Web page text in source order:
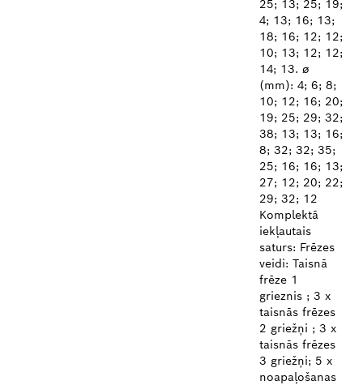
25; 13; 25; 19;
4; 13; 16; 13;
18; 16; 12; 12;
10; 13; 12; 12;
14; 13. ø
(mm): 4; 6; 8;
10; 12; 16; 20;
19; 25; 29; 32;
38; 13; 13; 16;
8; 32; 32; 35;
25; 16; 16; 13;
27; 12; 20; 22;
29; 32; 12
Komplektā
iekļautais
saturs: Frēzes
veidi: Taisnā
frēze 1
grieznis ; 3 x
taisnās frēzes
2 griežņi ; 3 x
taisnās frēzes
3 griežņi; 5 x
noapaļošanas